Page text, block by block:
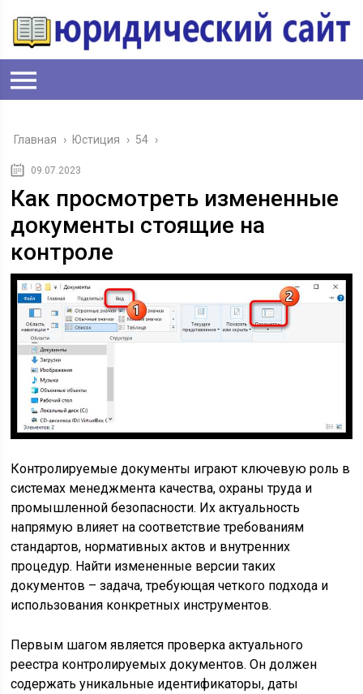
Главная › Юстиция › 54 ›
09.07.2023
Как просмотреть измененные
документы стоящие на
контроле
Контролируемые документы играют ключевую роль в
системах менеджмента качества, охраны труда и
промышленной безопасности. Их актуальность
напрямую влияет на соответствие требованиям
стандартов, нормативных актов и внутренних
процедур. Найти измененные версии таких
документов – задача, требующая четкого подхода и
использования конкретных инструментов.
Первым шагом является проверка актуального
реестра контролируемых документов. Он должен
содержать уникальные идентификаторы, даты